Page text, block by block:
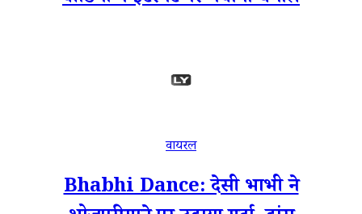
वायरल
Bhabhi Dance: देसी भाभी ने